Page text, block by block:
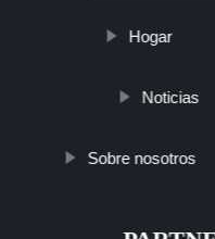
Hogar
Noticias
Sobre nosotros